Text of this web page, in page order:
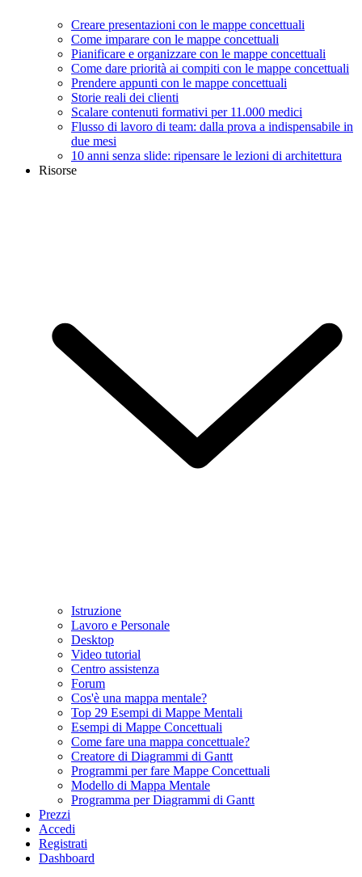
Creare presentazioni con le mappe concettuali
Come imparare con le mappe concettuali
Pianificare e organizzare con le mappe concettuali
Come dare priorità ai compiti con le mappe concettuali
Prendere appunti con le mappe concettuali
Storie reali dei clienti
Scalare contenuti formativi per 11.000 medici
Flusso di lavoro di team: dalla prova a indispensabile in
due mesi
10 anni senza slide: ripensare le lezioni di architettura
Risorse
Istruzione
Lavoro e Personale
Desktop
Video tutorial
Centro assistenza
Forum
Cos'è una mappa mentale?
Top 29 Esempi di Mappe Mentali
Esempi di Mappe Concettuali
Come fare una mappa concettuale?
Creatore di Diagrammi di Gantt
Programmi per fare Mappe Concettuali
Modello di Mappa Mentale
Programma per Diagrammi di Gantt
Prezzi
Accedi
Registrati
Dashboard